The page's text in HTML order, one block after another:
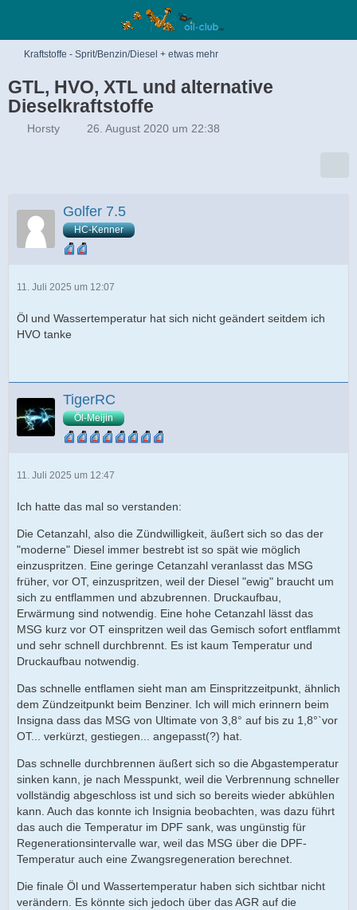
Kraftstoffe - Sprit/Benzin/Diesel + etwas mehr
GTL, HVO, XTL und alternative
Dieselkraftstoffe
Horsty 26. August 2020 um 22:38
Golfer 7.5
HC-Kenner
11. Juli 2025 um 12:07
Öl und Wassertemperatur hat sich nicht geändert seitdem ich
HVO tanke
TigerRC
Öl-Meijin
11. Juli 2025 um 12:47
Ich hatte das mal so verstanden:
Die Cetanzahl, also die Zündwilligkeit, äußert sich so das der
"moderne" Diesel immer bestrebt ist so spät wie möglich
einzuspritzen. Eine geringe Cetanzahl veranlasst das MSG
früher, vor OT, einzuspritzen, weil der Diesel "ewig" braucht um
sich zu entflammen und abzubrennen. Druckaufbau,
Erwärmung sind notwendig. Eine hohe Cetanzahl lässt das
MSG kurz vor OT einspritzen weil das Gemisch sofort entflammt
und sehr schnell durchbrennt. Es ist kaum Temperatur und
Druckaufbau notwendig.
Das schnelle entflamen sieht man am Einspritzzeitpunkt, ähnlich
dem Zündzeitpunkt beim Benziner. Ich will mich erinnern beim
Insigna dass das MSG von Ultimate von 3,8° auf bis zu 1,8°`vor
OT... verkürzt, gestiegen... angepasst(?) hat.
Das schnelle durchbrennen äußert sich so die Abgastemperatur
sinken kann, je nach Messpunkt, weil die Verbrennung schneller
vollständig abgeschloss ist und sich so bereits wieder abkühlen
kann. Auch das konnte ich Insignia beobachten, was dazu führt
das auch die Temperatur im DPF sank, was ungünstig für
Regenerationsintervalle war, weil das MSG über die DPF-
Temperatur auch eine Zwangsregeneration berechnet.
Die finale Öl und Wassertemperatur haben sich sichtbar nicht
verändern. Es könnte sich jedoch über das AGR auf die